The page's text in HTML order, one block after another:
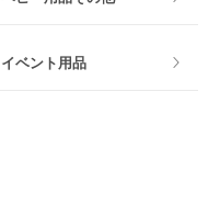
マット製
イベント用品